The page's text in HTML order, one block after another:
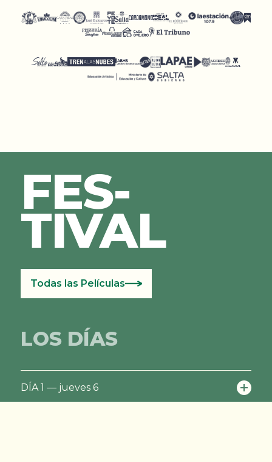
FES­
TIVAL
Todas las Películas
LOS DÍAS
DÍA 1 — jueves 6